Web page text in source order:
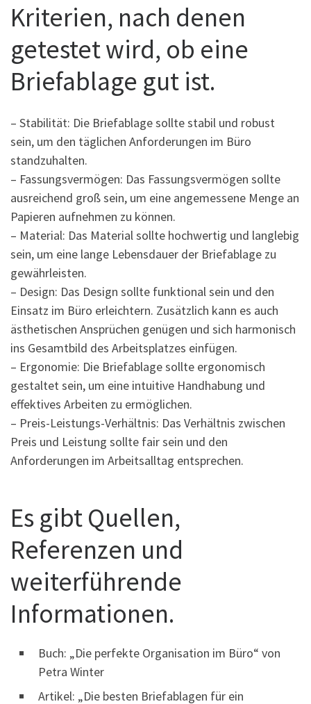
Kriterien, nach denen
getestet wird, ob eine
Briefablage gut ist.
– Stabilität: Die Briefablage sollte stabil und robust
sein, um den täglichen Anforderungen im Büro
standzuhalten.
– Fassungsvermögen: Das Fassungsvermögen sollte
ausreichend groß sein, um eine angemessene Menge an
Papieren aufnehmen zu können.
– Material: Das Material sollte hochwertig und langlebig
sein, um eine lange Lebensdauer der Briefablage zu
gewährleisten.
– Design: Das Design sollte funktional sein und den
Einsatz im Büro erleichtern. Zusätzlich kann es auch
ästhetischen Ansprüchen genügen und sich harmonisch
ins Gesamtbild des Arbeitsplatzes einfügen.
– Ergonomie: Die Briefablage sollte ergonomisch
gestaltet sein, um eine intuitive Handhabung und
effektives Arbeiten zu ermöglichen.
– Preis-Leistungs-Verhältnis: Das Verhältnis zwischen
Preis und Leistung sollte fair sein und den
Anforderungen im Arbeitsalltag entsprechen.
Es gibt Quellen,
Referenzen und
weiterführende
Informationen.
Buch: „Die perfekte Organisation im Büro“ von
Petra Winter
Artikel: „Die besten Briefablagen für ein